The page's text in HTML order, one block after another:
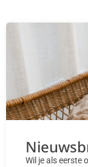
Wil je als eerste